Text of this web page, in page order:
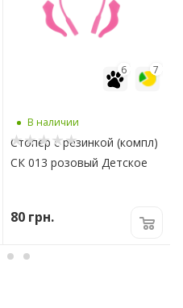
7
6
В наличии
Стопер с резинкой (компл)
СК 013 розовый Детское
80 грн.